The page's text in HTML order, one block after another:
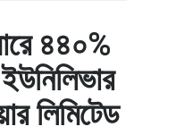
৪৪০%
লিমিটেড